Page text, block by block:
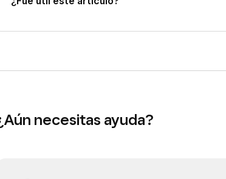
necesitas ayuda?